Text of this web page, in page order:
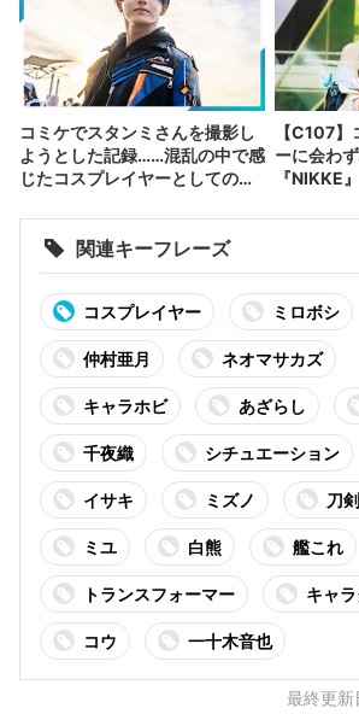
コミケでスタンミさんを撮影し
ようとした記録……混乱の中で感
じたコスプレイヤーとしての躍
【C107
ーに会わ
『NIKKE
関連キーフレーズ
コスプレイヤー ミロボシ
仲村亜月 ネオマサカズ
キャラホビ あざらし
千夜織 シチュエーション
イサキ ミズノ 刀
ミユ 白熊 艦これ
トランスフォーマー キャ
コウ 一十木音也
最終更